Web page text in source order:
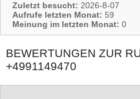
Zuletzt besucht: 2026-8-07
Aufrufe letzten Monat: 59
Meinung im letzten Monat: 0
BEWERTUNGEN ZUR
+4991149470